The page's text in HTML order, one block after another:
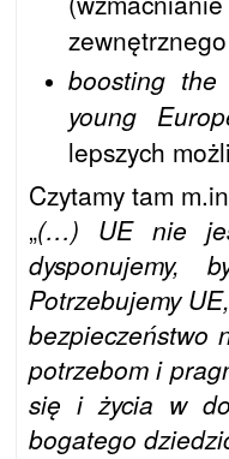
boosting
young
lepszych
Czytamy tam
„(…) UE nie
dysponujemy,
Potrzebujemy
bezpieczeństwo
potrzebom i
się i życia w
bogatego